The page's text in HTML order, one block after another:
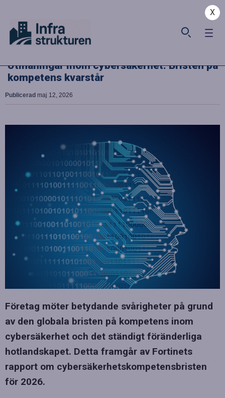
X
Utmaningar inom cybersäkerhet: Bristen på
kompetens kvarstår
Publicerad maj 12, 2026
Företag möter betydande svårigheter på grund
av den globala bristen på kompetens inom
cybersäkerhet och det ständigt föränderliga
hotlandskapet. Detta framgår av Fortinets
rapport om cybersäkerhetskompetensbristen
för 2026.